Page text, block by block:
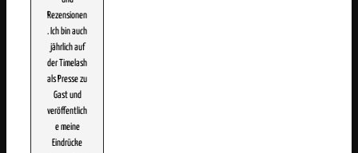
Rezensionen
. Ich bin auch
jährlich auf
der Timelash
als Presse zu
Gast und
veröffentlich
e meine
Eindrücke